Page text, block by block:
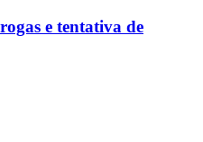
e tentativa de